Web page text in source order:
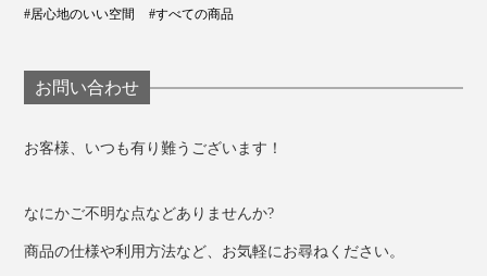
#居心地のいい空間 #すべての商品
お問い合わせ
お客様、いつも有り難うございます！
なにかご不明な点などありませんか?
商品の仕様や利用方法など、お気軽にお尋ねください。